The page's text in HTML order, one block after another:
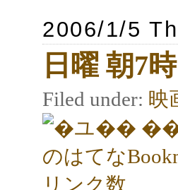
2006/1/5
日曜 朝7時
Filed under: 映